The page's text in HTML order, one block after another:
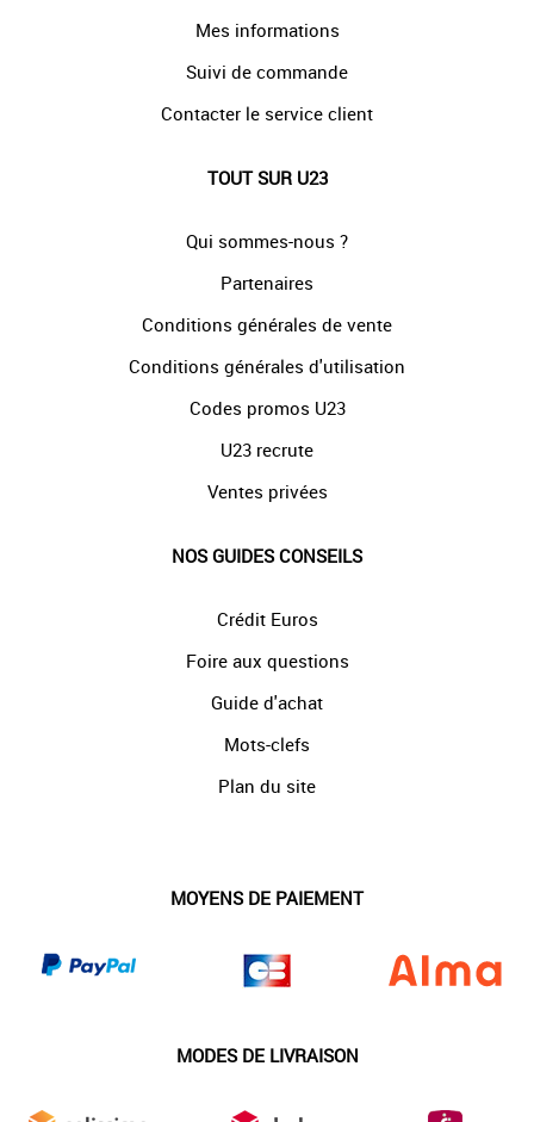
Mes informations
Suivi de commande
Contacter le service client
TOUT SUR U23
Qui sommes-nous ?
Partenaires
Conditions générales de vente
Conditions générales d'utilisation
Codes promos U23
U23 recrute
Ventes privées
NOS GUIDES CONSEILS
Crédit Euros
Foire aux questions
Guide d'achat
Mots-clefs
Plan du site
MOYENS DE PAIEMENT
MODES DE LIVRAISON